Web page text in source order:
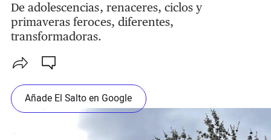
De adolescencias, renaceres, ciclos y
primaveras feroces, diferentes,
transformadoras.
Añade El Salto en Google